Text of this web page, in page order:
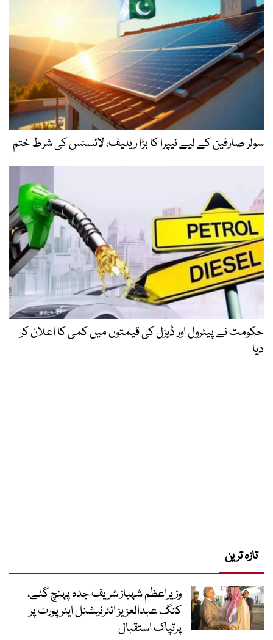
سولر صارفین کے لیے نیپرا کا بڑا ریلیف، لائسنس کی شرط ختم
حکومت نے پیٹرول اور ڈیزل کی قیمتوں میں کمی کا اعلان کر
دیا
تازہ ترین
وزیراعظم شہباز شریف جدہ پہنچ گئے،
کنگ عبدالعزیز انٹرنیشنل ایئر پورٹ پر
پرتپاک استقبال